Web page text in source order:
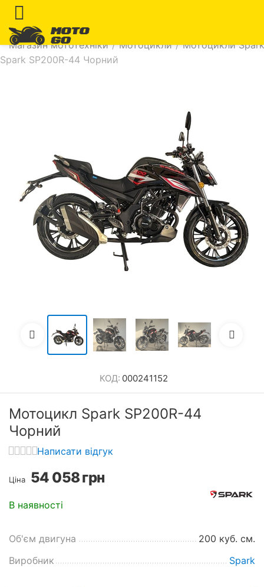
Магазин мототехніки / Мотоцикли / Мотоцикли Spark
Spark SP200R-44 Чорний
КОД: 000241152
Мотоцикл Spark SP200R-44
Чорний
Написати відгук
Ціна 54 058грн
В наявності
Об'єм двигуна
200 куб. см.
Виробник
Spark